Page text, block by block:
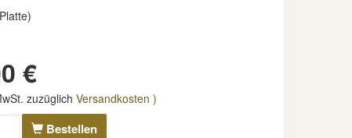
€
zuzüglich Versandkosten )
Bestellen